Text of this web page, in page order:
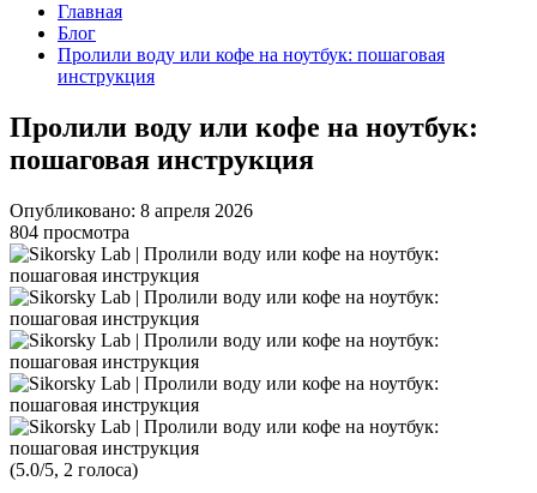
Главная
Блог
Пролили воду или кофе на ноутбук: пошаговая
инструкция
Пролили воду или кофе на ноутбук:
пошаговая инструкция
Опубликовано: 8 апреля 2026
804 просмотра
(5.0/5, 2 голоса)